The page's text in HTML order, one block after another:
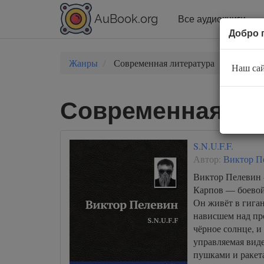
AuBook.org Все аудиокниги
Жанры Современная литература
Современная
S.N.U.F.F.
Автор: Виктор
Виктор Пелевин
Карпов —
Он живёт в
нависшем над
чёрное солнце,
управляемая
пушками и
Добро
Наш